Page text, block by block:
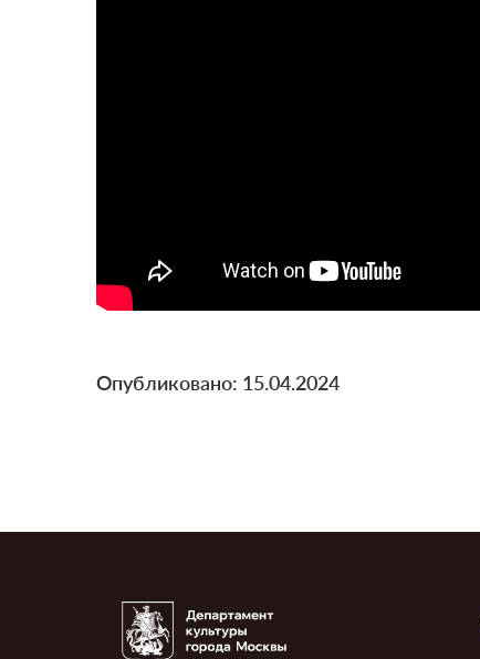
Опубликовано: 15.04.2024